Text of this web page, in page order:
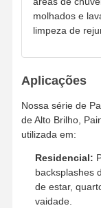
Painel de
molhados e
limpeza de
Aplicações
Nossa série de
de Alto Brilho,
utilizada em:
Residencial:
backsplashes
de estar,
vaidade.